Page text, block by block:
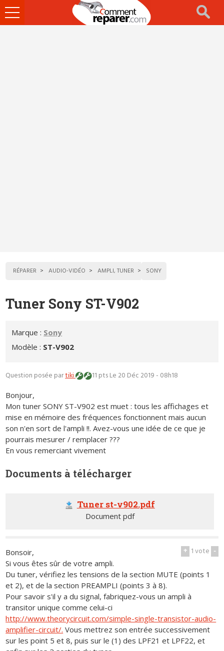
Ouvrir
le
RÉPARER AUDIO-VIDÉO AMPLI, TUNER SONY
Tuner Sony ST-V902
Marque : Sony
Modèle : ST-V902
Question posée partiki 11 ptsLe 20 Déc 2019 - 08h18
Bonjour,
Mon tuner SONY ST-V902 est muet : tous les affichages et
mise en mémoire des fréquences fonctionnent mais aucun
son n'en sort de l'ampli !!. Avez-vous une idée de ce que je
pourrais mesurer / remplacer ???
En vous remerciant vivement
Documents à télécharger
Tuner st-v902.pdf
Document pdf
+ 1vote -
Bonsoir,
Si vous êtes sûr de votre ampli.
Du tuner, vérifiez les tensions de la section MUTE (points 1
et 2), et de la section PREAMPLI (points 3 à 8).
Pour savoir s'il y a du signal, fabriquez-vous un ampli à
transitor unique comme celui-ci
http://www.theorycircuit.com/simple-single-transistor-audio-
amplifier-circuit/. Vous mettrez son entrée successivement
sur les point 5 et 8, puis sur le (1) des LPF21 et LPF22, et